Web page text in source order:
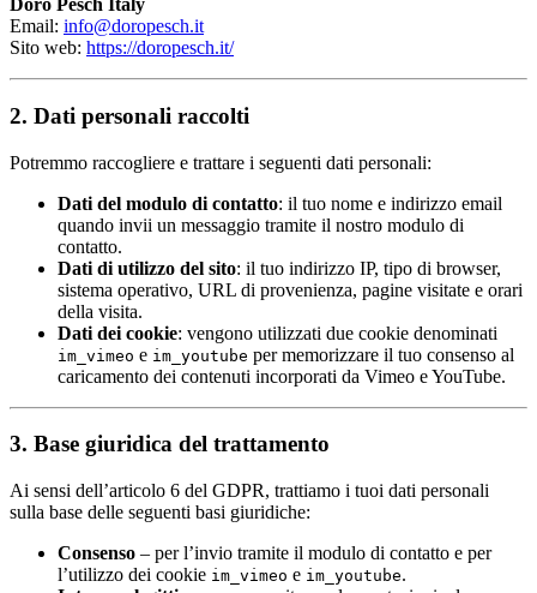
Doro Pesch Italy
Email: info@doropesch.it
Sito web: https://doropesch.it/
2. Dati personali raccolti
Potremmo raccogliere e trattare i seguenti dati personali:
Dati del modulo di contatto: il tuo nome e indirizzo email
quando invii un messaggio tramite il nostro modulo di
contatto.
Dati di utilizzo del sito: il tuo indirizzo IP, tipo di browser,
sistema operativo, URL di provenienza, pagine visitate e orari
della visita.
Dati dei cookie: vengono utilizzati due cookie denominati
im_vimeo e im_youtube per memorizzare il tuo consenso al
caricamento dei contenuti incorporati da Vimeo e YouTube.
3. Base giuridica del trattamento
Ai sensi dell’articolo 6 del GDPR, trattiamo i tuoi dati personali
sulla base delle seguenti basi giuridiche:
Consenso – per l’invio tramite il modulo di contatto e per
l’utilizzo dei cookie im_vimeo e im_youtube.